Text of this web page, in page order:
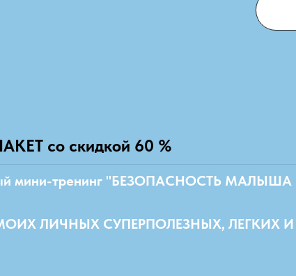
со скидкой 60 %
мини-тренинг "БЕЗОПАСНОСТЬ
ЛИЧНЫХ СУПЕРПОЛЕЗНЫХ, ЛЕГКИХ И